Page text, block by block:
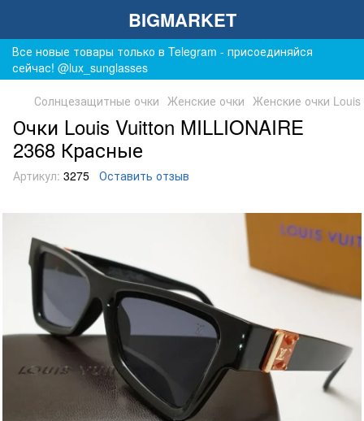
BIGMARKET
Все новые товары только в Telegram - присоединяйся
сейчас! @lux_sunglasses
Солнцезащитные очки Женские очки Женские очки Louis
Очки Louis Vuitton MILLIONAIRE
2368 Красные
Артикул: 3275 Оставить отзыв